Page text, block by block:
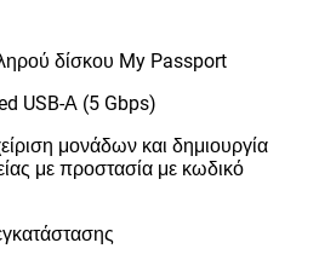
δίσκου My Passport
USB-Α (5 Gbps)
μονάδων και δημιουργία
με προστασία με κωδικό